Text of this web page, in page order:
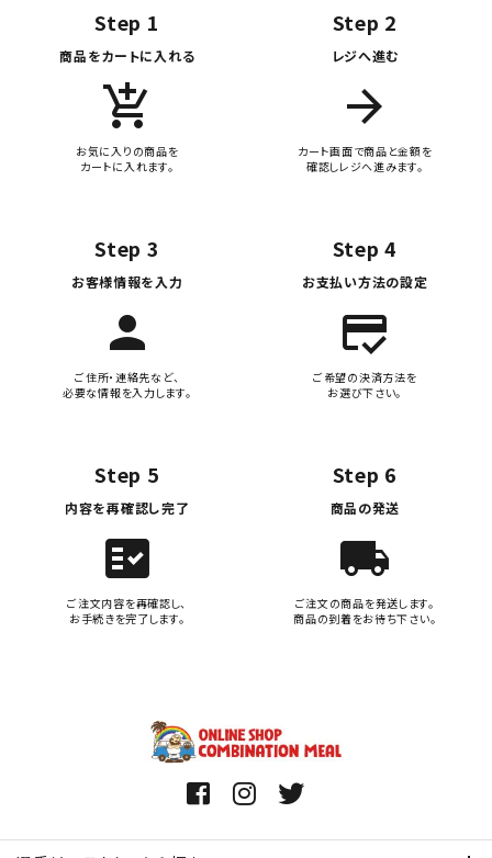
Step 1
商品をカートに入れる
add_shopping_cart
お気に入りの商品を
カートに入れます。
Step 2
レジへ進む
arrow_forward
カート画面で商品と金額を
確認しレジへ進みます。
Step 3
お客様情報を入力
person
ご住所・連絡先など、
必要な情報を入力します。
Step 4
お支払い方法の設定
credit_score
ご希望の決済方法を
お選び下さい。
Step 5
内容を再確認し完了
fact_check
ご注文内容を再確認し、
お手続きを完了します。
Step 6
商品の発送
local_shipping
ご注文の商品を発送します。
商品の到着をお待ち下さい。